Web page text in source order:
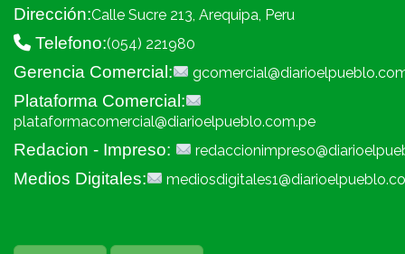
Dirección:Calle Sucre 213, Arequipa, Peru
Telefono:(054) 221980
Gerencia Comercial:
Plataforma Comercial:
plataformacomercial@diarioelpueblo.com.pe
Redacion - Impreso:
Medios Digitales: